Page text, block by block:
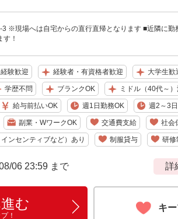
※現場へは自宅からの直行直帰となります ■近隣に勤
！
験歓迎 経験者・有資格者歓迎 大学生歓
学歴不問 ブランクOK ミドル（40代～
給与前払いOK 週1日勤務OK 週2～3
副業・WワークOK 交通費支給 社会
ンセンティブなど）あり 制服貸与 研修
06 23:59 まで 詳
む
！
キ